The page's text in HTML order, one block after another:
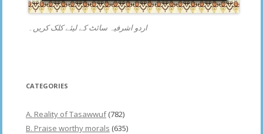
اردو اشرفیہ سائٹ کے لیئے کلک کریں۔
CATEGORIES
A. Reality of Tasawwuf(782)
B. Praise worthy morals (635)